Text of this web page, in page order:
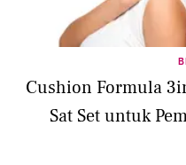
Cushion Formula
Sat Set untuk